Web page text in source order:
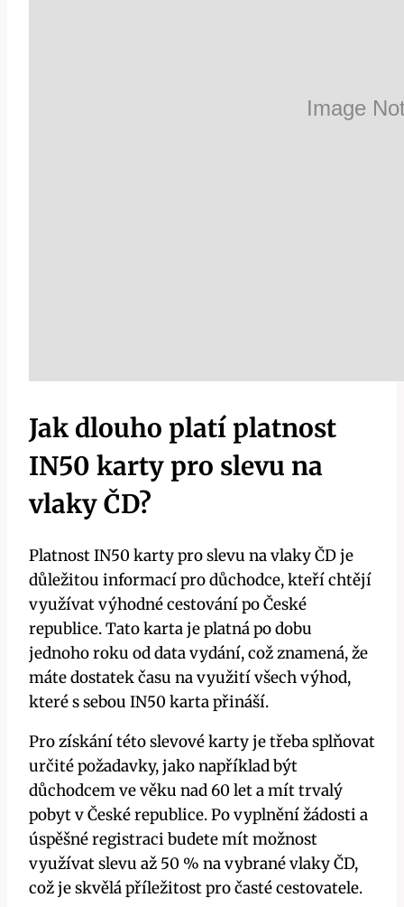
Jak dlouho platí platnost
IN50 karty pro slevu na
vlaky ČD?
Platnost IN50 karty pro slevu na vlaky ČD je
důležitou informací pro důchodce, kteří chtějí
využívat výhodné cestování po České
republice. Tato karta je platná po dobu
jednoho roku od data vydání, což znamená, že
máte dostatek času na využití všech výhod,
které s sebou IN50 karta přináší.
Pro získání této slevové karty je třeba splňovat
určité požadavky, jako například být
důchodcem ve věku nad 60 let a mít trvalý
pobyt v České republice. Po vyplnění žádosti a
úspěšné registraci budete mít možnost
využívat slevu až 50 % na vybrané vlaky ČD,
což je skvělá příležitost pro časté cestovatele.